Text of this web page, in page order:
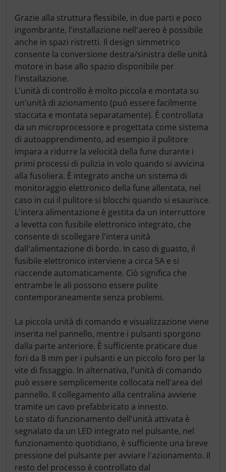
Grazie alla struttura flessibile, in due parti e poco
ingombrante, l'installazione nell'aereo è possibile
anche in spazi ristretti. Il design simmetrico
consente la conversione destra/sinistra delle unità
motore in base allo spazio disponibile per
l'installazione.
L'unità di controllo è molto piccola e montata su
un'unità di azionamento (può essere facilmente
staccata e montata separatamente). È controllata
da un microprocessore e progettata come sistema
di autoapprendimento, ad esempio il pulitore
impara a ridurre la velocità della fune durante i
primi processi di pulizia in volo quando si avvicina
alla fusoliera. È integrato anche un sistema di
monitoraggio elettronico della fune allentata, nel
caso in cui il pulitore si blocchi quando si esaurisce.
L'intera alimentazione è gestita da un interruttore
a levetta con fusibile elettronico integrato, che
consente di scollegare l'intera unità
dall'alimentazione di bordo. In caso di guasto, il
fusibile elettronico interviene a circa 5A e si
riaccende automaticamente. Ciò significa che
entrambe le ali possono essere pulite
contemporaneamente senza problemi.
La piccola unità di comando e visualizzazione viene
inserita nel pannello, mentre i pulsanti sporgono
dalla parte anteriore. È sufficiente praticare due
fori da 8 mm per i pulsanti e un piccolo foro per la
vite di fissaggio. In alternativa, l'unità di comando
può essere semplicemente collocata nell'area del
pannello. Il collegamento alla centralina avviene
tramite un cavo prefabbricato a innesto.
Lo stato di funzionamento dell'unità attivata è
segnalato da un LED integrato nel pulsante, nel
funzionamento quotidiano, è sufficiente una breve
pressione del pulsante per avviare l'azionamento. Il
resto del processo è controllato dal